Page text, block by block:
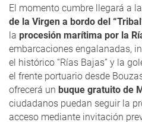
El momento cumbre llegará a
de la Virgen a bordo del
la procesión marítima por la
embarcaciones engalanadas,
el histórico “Rías Bajas” y la
el frente portuario desde
ofrecerá un buque gratuito de
ciudadanos puedan seguir la
acceso mediante invitación